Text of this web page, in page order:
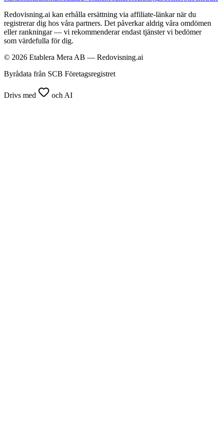
Redovisning.ai kan erhålla ersättning via affiliate-länkar när du
registrerar dig hos våra partners. Det påverkar aldrig våra omdömen
eller rankningar — vi rekommenderar endast tjänster vi bedömer
som värdefulla för dig.
© 2026 Etablera Mera AB — Redovisning.ai
Byrådata från SCB Företagsregistret
Drivs med och AI